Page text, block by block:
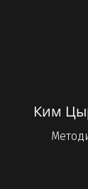
Ким